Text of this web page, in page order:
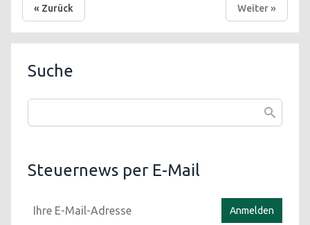
« Zurück Weiter »
Suche
Steuernews per E-Mail
Anmelden